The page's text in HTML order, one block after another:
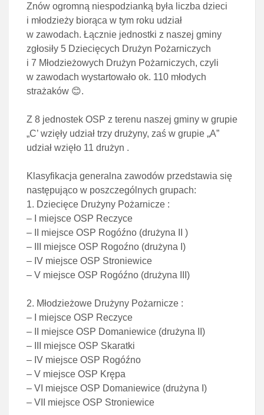
Znów ogromną niespodzianką była liczba dzieci
i młodzieży biorąca w tym roku udział
w zawodach. Łącznie jednostki z naszej gminy
zgłosiły 5 Dziecięcych Drużyn Pożarniczych
i 7 Młodzieżowych Drużyn Pożarniczych, czyli
w zawodach wystartowało ok. 110 młodych
strażaków 😊.
Z 8 jednostek OSP z terenu naszej gminy w grupie
„C’ wzięły udział trzy drużyny, zaś w grupie „A”
udział wzięło 11 drużyn .
Klasyfikacja generalna zawodów przedstawia się
następująco w poszczególnych grupach:
1. Dziecięce Drużyny Pożarnicze :
– I miejsce OSP Reczyce
– II miejsce OSP Rogóźno (drużyna II )
– III miejsce OSP Rogoźno (drużyna I)
– IV miejsce OSP Stroniewice
– V miejsce OSP Rogóźno (drużyna III)
2. Młodzieżowe Drużyny Pożarnicze :
– I miejsce OSP Reczyce
– II miejsce OSP Domaniewice (drużyna II)
– III miejsce OSP Skaratki
– IV miejsce OSP Rogóźno
– V miejsce OSP Krępa
– VI miejsce OSP Domaniewice (drużyna I)
– VII miejsce OSP Stroniewice